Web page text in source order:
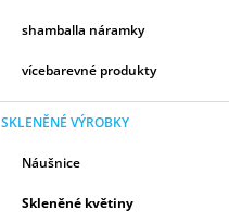
shamballa náramky
vícebarevné produkty
SKLENĚNÉ VÝROBKY
Náušnice
Skleněné květiny